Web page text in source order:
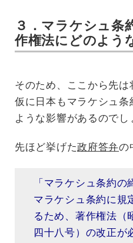
３．マラケシュ条
作権法にどのよう
そのため、ここから先は
仮に日本もマラケシュ
ような影響があるのでし
先ほど挙げた政府答弁の
「マラケシュ条約の
マラケシュ条約に規
るため、著作権法（
四十八号）の改正が